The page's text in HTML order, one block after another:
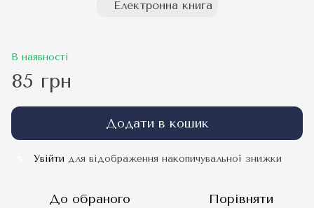
Електронна книга
В наявності
85 грн
Додати в кошик
Увійти для відображення накопичувальної знижки
До обраного Порівняти